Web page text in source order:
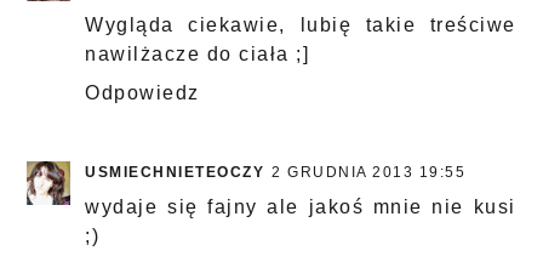
Wygląda ciekawie, lubię takie treściwe
nawilżacze do ciała ;]
Odpowiedz
USMIECHNIETEOCZY 2 GRUDNIA 2013 19:55
wydaje się fajny ale jakoś mnie nie kusi
;)